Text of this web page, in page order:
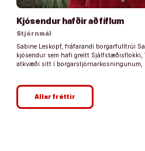
Kjósendur hafðir að fíflum
Stjórnmál
Sabine Leskopf, fráfarandi borgarfulltrúi
kjósendur sem hafi greitt Sjálfstæðisflokki,
atkvæði sitt í borgarstjórnarkosningunum,
Allar fréttir